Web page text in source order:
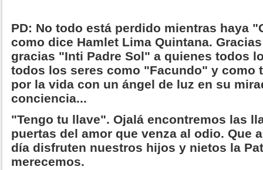
PD: No todo está perdido mientras haya
como dice Hamlet Lima Quintana.
gracias "Inti Padre Sol" a quienes todos
todos los seres como "Facundo" y como
por la vida con un ángel de luz en su
conciencia...
"Tengo tu llave". Ojalá encontremos las
puertas del amor que venza al odio. Que
día disfruten nuestros hijos y nietos la
merecemos.